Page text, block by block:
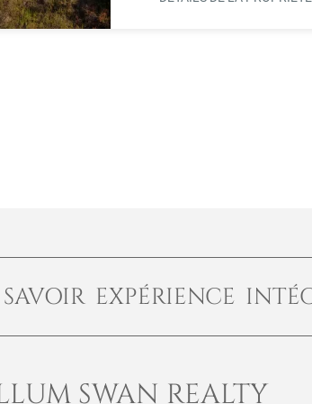
EXPÉRIENCE
SWAN REALTY